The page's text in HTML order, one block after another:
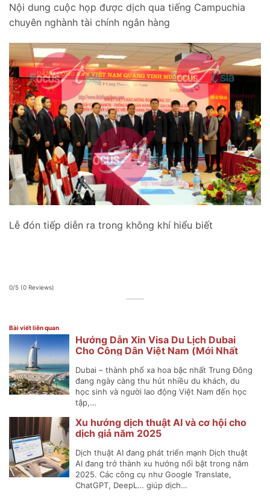
Nội dung cuộc họp được dịch qua tiếng Campuchia
chuyên nghành tài chính ngân hàng
Lễ đón tiếp diễn ra trong không khí hiểu biết
0/5 (0 Reviews)
Bài viết liên quan
Hướng Dẫn Xin Visa Du Lịch Dubai
Cho Công Dân Việt Nam (Mới Nhất
Dubai – thành phố xa hoa bậc nhất Trung Đông
đang ngày càng thu hút nhiều du khách, du
học sinh và người lao động Việt Nam đến học
tập,…
Xu hướng dịch thuật AI và cơ hội cho
dịch giả năm 2025
Dịch thuật AI đang phát triển mạnh Dịch thuật
AI đang trở thành xu hướng nổi bật trong năm
2025. Các công cụ như Google Translate,
ChatGPT, DeepL… giúp dịch…